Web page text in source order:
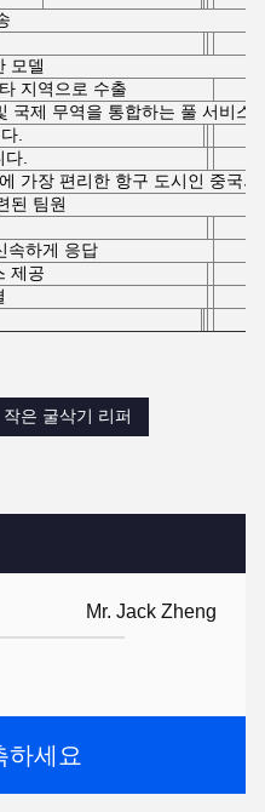
Mr. Jack Zheng
하세요
모델
지역으로 수출
국제 무역을 통합하는 풀 서비스
.
.
가장 편리한 항구 도시인 중국
된 팀원
속하게 응답
제공
작은 굴삭기 리퍼